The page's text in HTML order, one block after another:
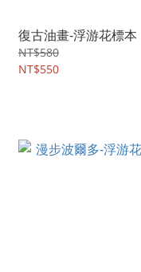
復古油畫-浮游花標本
NT$580
NT$550